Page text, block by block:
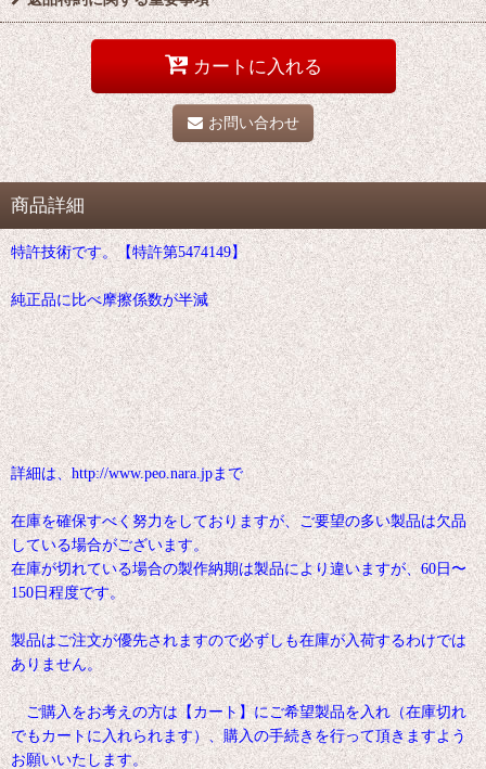
カートに入れる
お問い合わせ
商品詳細
特許技術です。【特許第5474149】
純正品に比べ摩擦係数が半減
詳細は、http://www.peo.nara.jpまで
在庫を確保すべく努力をしておりますが、ご要望の多い製品は欠品
している場合がございます。
在庫が切れている場合の製作納期は製品により違いますが、60日〜
150日程度です。
製品はご注文が優先されますので必ずしも在庫が入荷するわけでは
ありません。
ご購入をお考えの方は【カート】にご希望製品を入れ（在庫切れ
でもカートに入れられます）、購入の手続きを行って頂きますよう
お願いいたします。